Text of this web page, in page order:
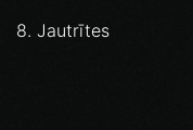
8. Jautrītes